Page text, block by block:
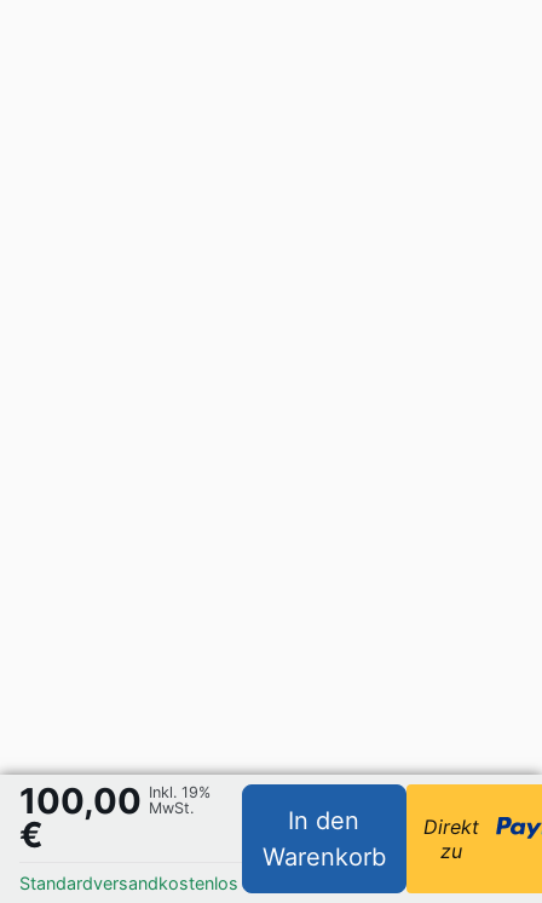
100,00
€
Inkl. 19%
MwSt.
Standardversandkostenlos
In den
Warenkorb
Direkt
zu